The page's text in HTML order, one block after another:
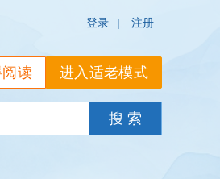
登录 | 注册
进入适老模式
读